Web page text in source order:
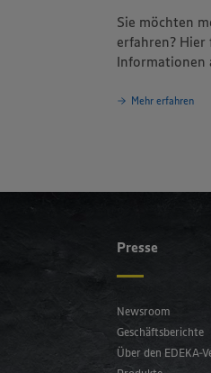
Sie möchten
erfahren?
Informationen
Mehr erfahren
Presse
Newsroom
Geschäftsberichte
Über den EDEKA-